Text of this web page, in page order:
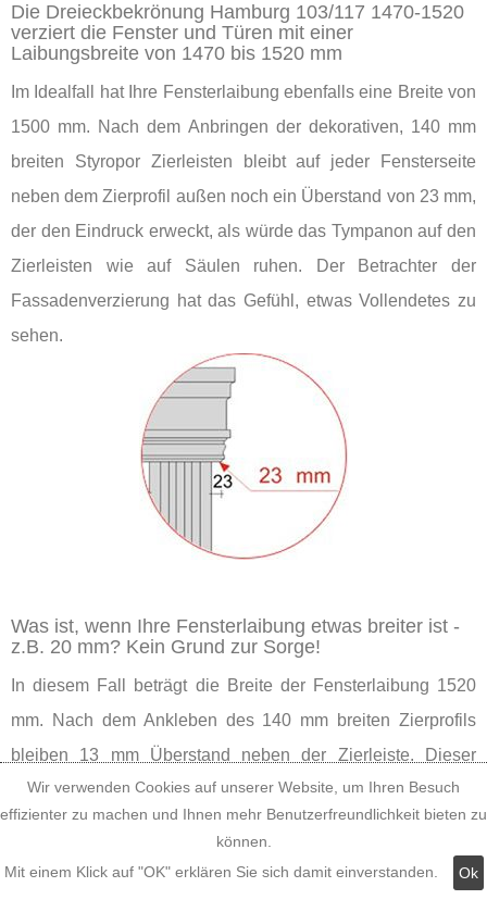
Die Dreieckbekrönung Hamburg 103/117 1470-1520
verziert die Fenster und Türen mit einer
Laibungsbreite von 1470 bis 1520 mm
Im Idealfall hat Ihre Fensterlaibung ebenfalls eine Breite von
1500 mm. Nach dem Anbringen der dekorativen, 140 mm
breiten Styropor Zierleisten bleibt auf jeder Fensterseite
neben dem Zierprofil außen noch ein Überstand von 23 mm,
der den Eindruck erweckt, als würde das Tympanon auf den
Zierleisten wie auf Säulen ruhen. Der Betrachter der
Fassadenverzierung hat das Gefühl, etwas Vollendetes zu
sehen.
Was ist, wenn Ihre Fensterlaibung etwas breiter ist -
z.B. 20 mm? Kein Grund zur Sorge!
In diesem Fall beträgt die Breite der Fensterlaibung 1520
mm. Nach dem Ankleben des 140 mm breiten Zierprofils
bleiben 13 mm Überstand neben der Zierleiste. Dieser
Überstand ist nur ein wenig kleiner, und es gibt kaum einen
Betrachter, dem das an der Fensterverzierung auffällt,
solange er nicht mit der Nase daraufgestoßen wird. Also
können Sie guten Gewissens das Tympanon aus der
Wir verwenden Cookies auf unserer Website, um Ihren Besuch
effizienter zu machen und Ihnen mehr Benutzerfreundlichkeit bieten zu
können.
Mit einem Klick auf "OK" erklären Sie sich damit einverstanden.
Ok